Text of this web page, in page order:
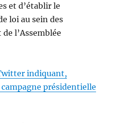
et d’établir le
loi au sein des
l’Assemblée
indiquant,
présidentielle